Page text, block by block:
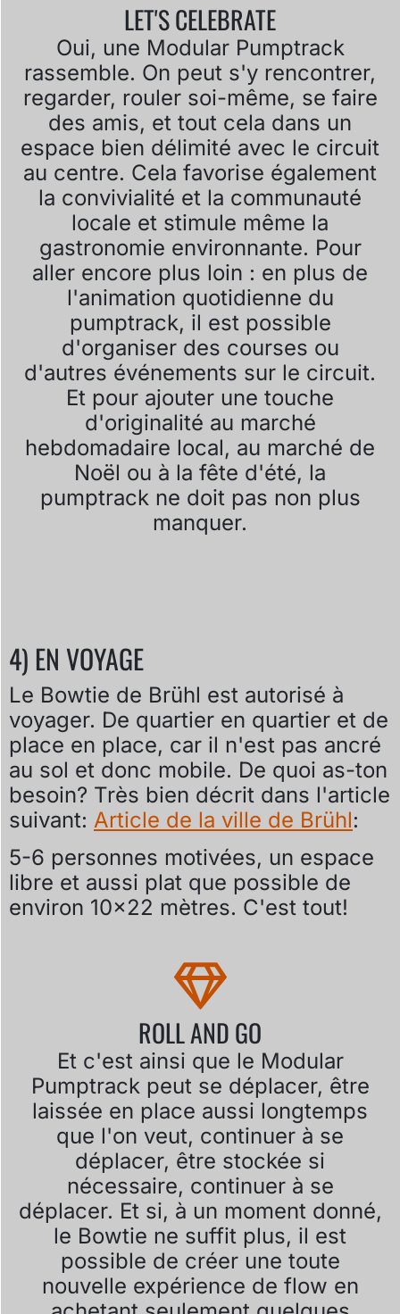
LET'S CELEBRATE
Oui, une Modular Pumptrack
rassemble. On peut s'y rencontrer,
regarder, rouler soi-même, se faire
des amis, et tout cela dans un
espace bien délimité avec le circuit
au centre. Cela favorise également
la convivialité et la communauté
locale et stimule même la
gastronomie environnante. Pour
aller encore plus loin : en plus de
l'animation quotidienne du
pumptrack, il est possible
d'organiser des courses ou
d'autres événements sur le circuit.
Et pour ajouter une touche
d'originalité au marché
hebdomadaire local, au marché de
Noël ou à la fête d'été, la
pumptrack ne doit pas non plus
manquer.
4) EN VOYAGE
Le Bowtie de Brühl est autorisé à
voyager. De quartier en quartier et de
place en place, car il n'est pas ancré
au sol et donc mobile. De quoi as-ton
besoin? Très bien décrit dans l'article
suivant: Article de la ville de Brühl:
5-6 personnes motivées, un espace
libre et aussi plat que possible de
environ 10×22 mètres. C'est tout!
ROLL AND GO
Et c'est ainsi que le Modular
Pumptrack peut se déplacer, être
laissée en place aussi longtemps
que l'on veut, continuer à se
déplacer, être stockée si
nécessaire, continuer à se
déplacer. Et si, à un moment donné,
le Bowtie ne suffit plus, il est
possible de créer une toute
nouvelle expérience de flow en